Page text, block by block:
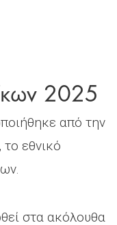
2025
από την
εθνικό
στα ακόλουθα